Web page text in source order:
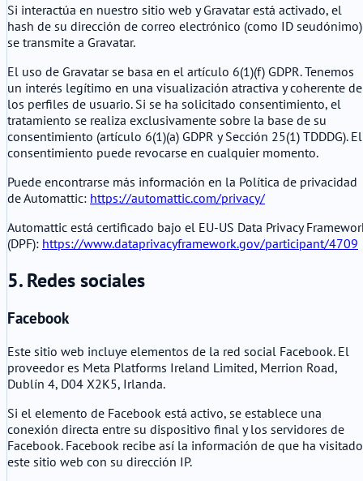
Si interactúa en nuestro sitio web y Gravatar está activado, el
hash de su dirección de correo electrónico (como ID seudónimo)
se transmite a Gravatar.
El uso de Gravatar se basa en el artículo 6(1)(f) GDPR. Tenemos
un interés legítimo en una visualización atractiva y coherente de
los perfiles de usuario. Si se ha solicitado consentimiento, el
tratamiento se realiza exclusivamente sobre la base de su
consentimiento (artículo 6(1)(a) GDPR y Sección 25(1) TDDDG). El
consentimiento puede revocarse en cualquier momento.
Puede encontrarse más información en la Política de privacidad
de Automattic: https://automattic.com/privacy/
Automattic está certificado bajo el EU-US Data Privacy
(DPF): https://www.dataprivacyframework.gov/participant/4709
5. Redes sociales
Facebook
Este sitio web incluye elementos de la red social Facebook. El
proveedor es Meta Platforms Ireland Limited, Merrion Road,
Dublín 4, D04 X2K5, Irlanda.
Si el elemento de Facebook está activo, se establece una
conexión directa entre su dispositivo final y los servidores de
Facebook. Facebook recibe así la información de que ha visitado
este sitio web con su dirección IP.